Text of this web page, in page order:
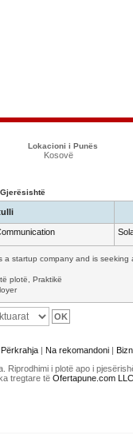
Lokacioni i Punës
Kosovë
a startup company and is
plotë, Praktikë
Përkrahja | Na rekomandoni |
i plotë apo i
tregtare të Ofertapune.com LLC